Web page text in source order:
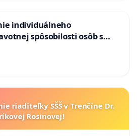
individuálneho
spôsobilosti osôb s
pri prijímaní do
riaditeľky SŠŠ v Trenčíne Dr.
Rosinovej!